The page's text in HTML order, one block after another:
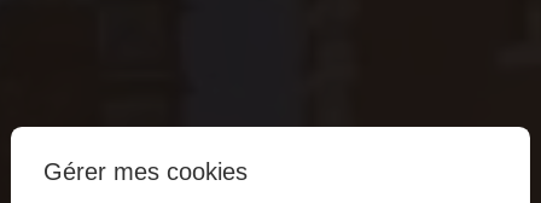
Gérer mes cookies